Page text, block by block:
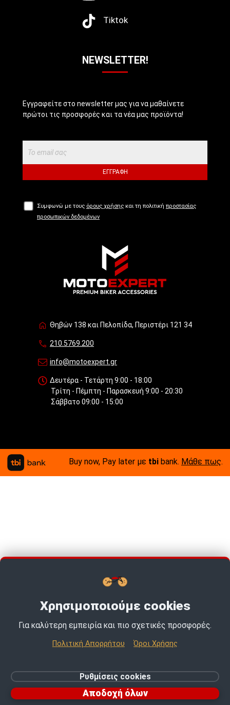
Tiktok
NEWSLETTER!
Εγγραφείτε στο newsletter μας για να μαθαίνετε
πρώτοι τις προσφορές και τα νέα μας προϊόντα!
ΕΓΓΡΑΦΉ
Συμφωνώ με τους όρους χρήσης και τη πολιτική προστασίας
προσωπικών δεδομένων
Θηβών 138 και Πελοπίδα, Περιστέρι 121 34
210.5769.200
info@motoexpert.gr
Δευτέρα - Τετάρτη 9:00 - 18:00
Τρίτη - Πέμπτη - Παρασκευή 9:00 - 20:30
Σάββατο 09:00 - 15:00
Buy now, Pay later με tbi bank. Μάθε πως.
© 2026 MotoExpert | All rights reserved.
Ρυθμίσεις cookies
Χρησιμοποιούμε cookies
Για καλύτερη εμπειρία και πιο σχετικές προσφορές.
Πολιτική Απορρήτου Όροι Χρήσης
Ρυθμίσεις cookies
Αποδοχή όλων